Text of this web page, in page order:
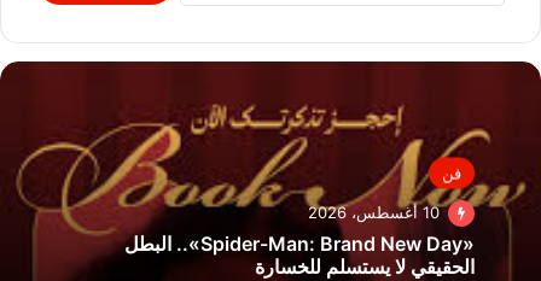
فن
10 أغسطس، 2026
«Spider-Man: Brand New Day».. البطل
الحقيقي لا يستسلم للخسارة